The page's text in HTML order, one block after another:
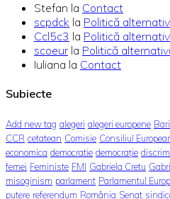
Stefan la Contact
scpdck la Politică
Ccl5c3 la Politică
scoeur la Politică
Iuliana la Contact
Subiecte
Add new tag alegeri alegeri europene
CCR cetatean Comisie Consiliul
economica democratie democrație
femei Feministe FMI Gabriela Cretu
misoginism parlament Parlamentul
putere referendum România Senat